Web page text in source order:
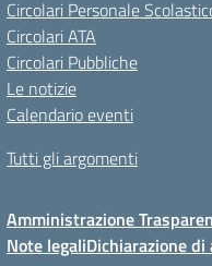
Circolari Personale
Circolari ATA
Circolari Pubbliche
Le notizie
Calendario eventi
Tutti gli argomenti
Amministrazione
Note legaliDichiarazione